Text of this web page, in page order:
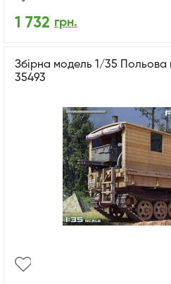
1 732 грн.
Збірна модель 1/35
35493